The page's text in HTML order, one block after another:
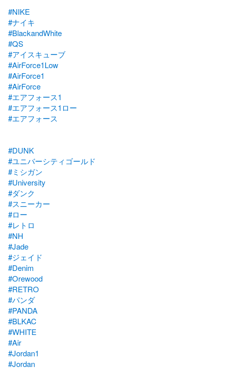
#NIKE
#ナイキ
#BlackandWhite
#QS
#アイスキューブ
#AirForce1Low
#AirForce1
#AirForce
#エアフォース1
#エアフォース1ロー
#エアフォース
#DUNK
#ユニバーシティゴールド
#ミシガン
#University
#ダンク
#スニーカー
#ロー
#レトロ
#NH
#Jade
#ジェイド
#Denim
#Orewood
#RETRO
#パンダ
#PANDA
#BLKAC
#WHITE
#Air
#Jordan1
#Jordan